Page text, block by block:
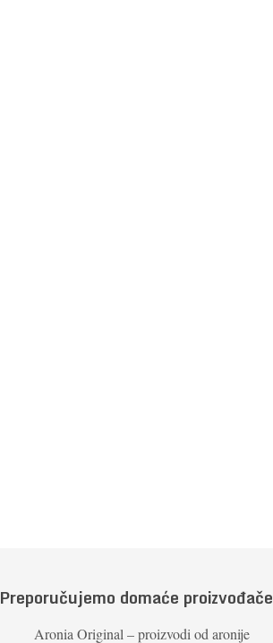
Preporučujemo domaće proizvođače
Aronia Original – proizvodi od aronije